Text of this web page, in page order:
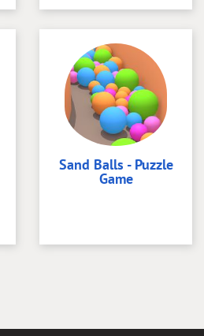
Sand Balls - Puzzle
Game